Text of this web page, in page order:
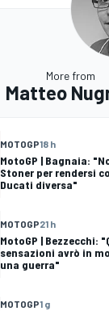
More from
Matteo
MOTOGP18 h
MotoGP | Bagnaia:
Stoner per rendersi
Ducati diversa"
MOTOGP21 h
MotoGP | Bezzecchi:
sensazioni avrò in
una guerra"
MOTOGP1 g